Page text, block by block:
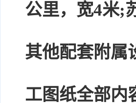
公里，宽4米;
其他配套附属
工图纸全部内